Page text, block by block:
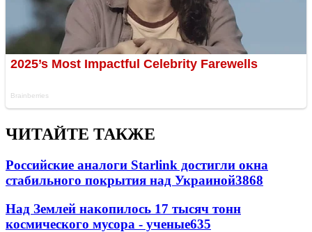
ЧИТАЙТЕ ТАКЖЕ
Российские аналоги Starlink достигли окна
стабильного покрытия над Украиной3868
Над Землей накопилось 17 тысяч тонн
космического мусора - ученые635